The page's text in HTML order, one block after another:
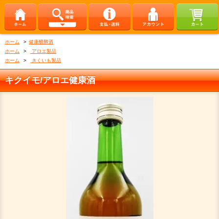
ホーム > 健康醗酵酒
ホーム
>
アロエ製品
ホーム
> きくいも製品
キクイモ/アロエ健康酒